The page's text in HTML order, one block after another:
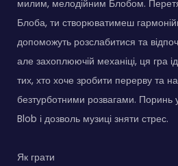
милим, мелодійним Блобом.
Блоба, ти створюватимеш
допоможуть розслабитися та
але захоплюючій механіці, ця гра
тих, хто хоче зробити перерву та
безтурботними розвагами. Поринь
Blob і дозволь музиці зняти стрес.
Як грати